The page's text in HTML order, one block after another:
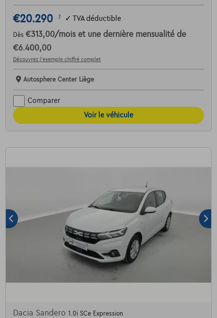
€20.290 1 ✓ TVA déductible
Dès €313,00/mois et une dernière mensualité de
€6.400,00
Découvrez l’exemple chiffré complet
Autosphere Center Liège
Comparer
Voir le véhicule
Dacia Sandero 1.0i SCe Expression